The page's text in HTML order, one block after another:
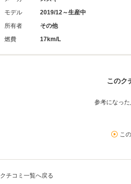
モデル
2019/12～生産中
所有者
その他
燃費
17km/L
このク
参考になっ
こ
クチコミ一覧へ戻る